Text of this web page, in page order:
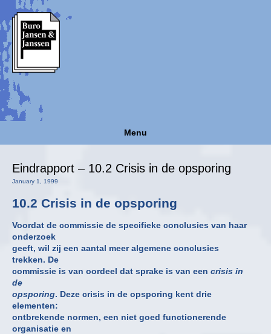
Menu
Eindrapport – 10.2 Crisis in de opsporing
January 1, 1999
10.2 Crisis in de opsporing
Voordat de commissie de specifieke conclusies van haar
onderzoek
geeft, wil zij een aantal meer algemene conclusies
trekken. De
commissie is van oordeel dat sprake is van een crisis in
de
opsporing. Deze crisis in de opsporing kent drie
elementen:
ontbrekende normen, een niet goed functionerende
organisatie en